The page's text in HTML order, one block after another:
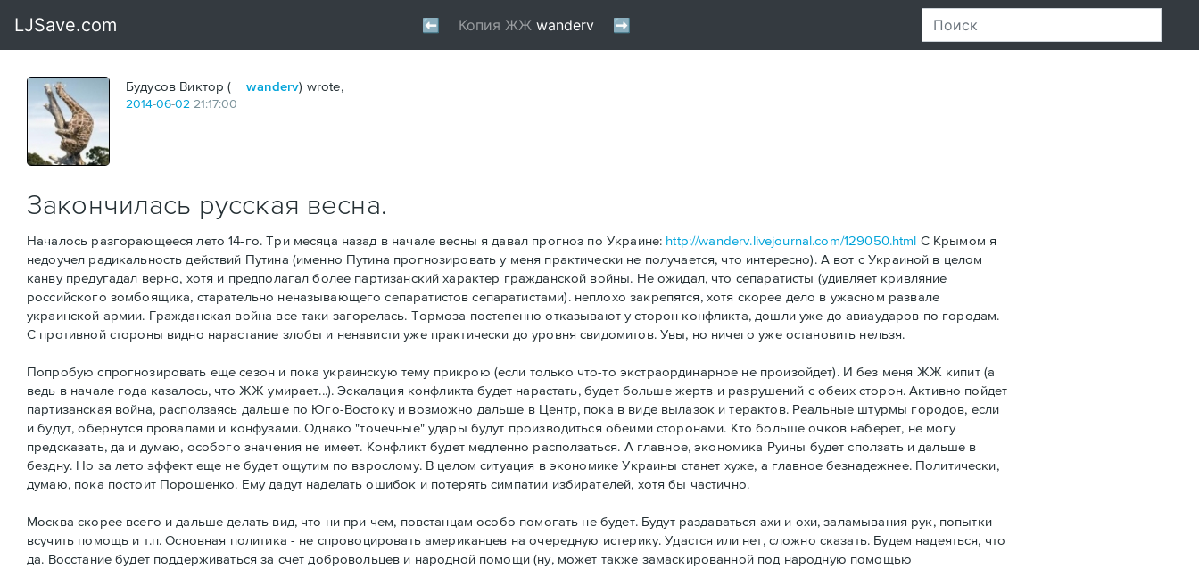
Будусов Виктор ( wanderv) wrote,
2014-06-02 21:17:00
Закончилась русская весна.
Началось разгорающееся лето 14-го. Три месяца назад в начале весны я давал прогноз по Украине: http://wanderv.livejournal.com/129050.html С Крымом я
недоучел радикальность действий Путина (именно Путина прогнозировать у меня практически не получается, что интересно). А вот с Украиной в целом
канву предугадал верно, хотя и предполагал более партизанский характер гражданской войны. Не ожидал, что сепаратисты (удивляет кривляние
российского зомбоящика, старательно неназывающего сепаратистов сепаратистами). неплохо закрепятся, хотя скорее дело в ужасном развале
украинской армии. Гражданская война все-таки загорелась. Тормоза постепенно отказывают у сторон конфликта, дошли уже до авиаударов по городам.
С противной стороны видно нарастание злобы и ненависти уже практически до уровня свидомитов. Увы, но ничего уже остановить нельзя.
Попробую спрогнозировать еще сезон и пока украинскую тему прикрою (если только что-то экстраординарное не произойдет). И без меня ЖЖ кипит (а
ведь в начале года казалось, что ЖЖ умирает...). Эскалация конфликта будет нарастать, будет больше жертв и разрушений с обеих сторон. Активно пойдет
партизанская война, расползаясь дальше по Юго-Востоку и возможно дальше в Центр, пока в виде вылазок и терактов. Реальные штурмы городов, если
и будут, обернутся провалами и конфузами. Однако "точечные" удары будут производиться обеими сторонами. Кто больше очков наберет, не могу
предсказать, да и думаю, особого значения не имеет. Конфликт будет медленно расползаться. А главное, экономика Руины будет сползать и дальше в
бездну. Но за лето эффект еще не будет ощутим по взрослому. В целом ситуация в экономике Украины станет хуже, а главное безнадежнее. Политически,
думаю, пока постоит Порошенко. Ему дадут наделать ошибок и потерять симпатии избирателей, хотя бы частично.
Москва скорее всего и дальше делать вид, что ни при чем, повстанцам особо помогать не будет. Будут раздаваться ахи и охи, заламывания рук, попытки
всучить помощь и т.п. Основная политика - не спровоцировать американцев на очередную истерику. Удастся или нет, сложно сказать. Будем надеяться, что
да. Восстание будет поддерживаться за счет добровольцев и народной помощи (ну, может также замаскированной под народную помощью